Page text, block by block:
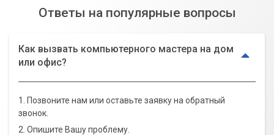
Ответы на популярные вопросы
Как вызвать компьютерного мастера на дом
или офис?
1. Позвоните нам или оставьте заявку на обратный
звонок.
2. Опишите Вашу проблему.